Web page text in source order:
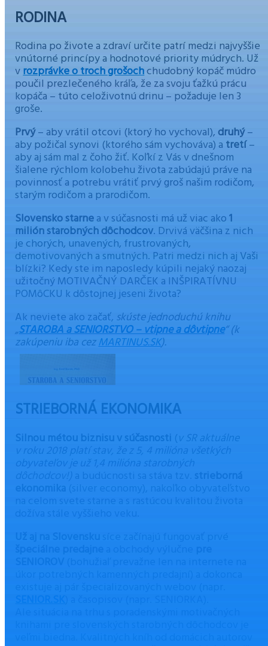
RODINA
Rodina po živote a zdraví určite patrí medzi najvyššie
vnútorné princípy a hodnotové priority múdrych. Už
vrozprávke o troch grošochchudobný kopáč múdro
poučil prezlečeného kráľa, že za svoju ťažkú prácu
kopáča – túto celoživotnú drinu – požaduje len 3
groše.
Prvý– aby vrátil otcovi (ktorý ho vychoval),druhý–
aby požičal synovi (ktorého sám vychováva) a tretí–
aby aj sám mal z čoho žiť. Koľkí z Vás v dnešnom
šialene rýchlom kolobehu života zabúdajú práve na
povinnosť a potrebu vrátiť prvý groš našim rodičom,
starým rodičom a prarodičom.
Slovensko starnea v súčasnosti má už viac ako1
milión starobných dôchodcov. Drvivá väčšina z nich
je chorých, unavených, frustrovaných,
demotivovaných a smutných. Patri medzi nich aj Vaši
blízki? Kedy ste im naposledy kúpili nejaký naozaj
užitočný MOTIVAČNÝ DARČEK a INŠPIRATÍVNU
POMôCKU k dôstojnej jeseni života?
Ak neviete ako začať, skúste jednoduchú knihu
„STAROBA a SENIORSTVO – vtipne a dôvtipne“ (k
zakúpeniu iba cezMARTINUS.SK).
STRIEBORNÁ EKONOMIKA
Silnou métou biznisu v súčasnosti (v SR aktuálne
v roku 2018 platí stav, že z 5, 4 milióna všetkých
obyvateľov je už 1,4 milióna starobných